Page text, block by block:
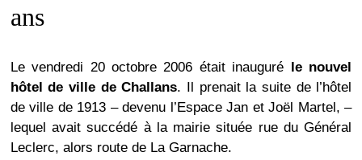
ans
Le vendredi 20 octobre 2006 était inauguré
le nouvel
hôtel de ville de Challans. Il prenait la suite de l’hôtel
de ville de 1913 – devenu l’Espace Jan et Joël Martel, –
lequel avait succédé à la mairie située rue du Général
Leclerc, alors route de La Garnache.